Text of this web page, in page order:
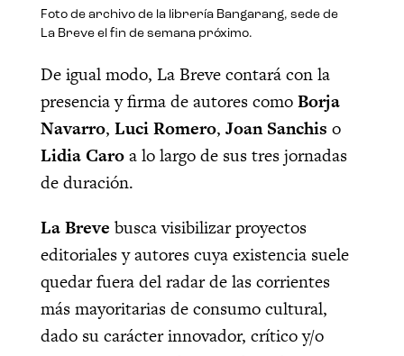
Foto de archivo de la librería Bangarang, sede de
La Breve el fin de semana próximo.
De igual modo, La Breve contará con la
presencia y firma de autores comoBorja
Navarro, Luci Romero, Joan Sanchis o
Lidia Caroa lo largo de sus tres jornadas
de duración.
La Breve busca visibilizar proyectos
editoriales y autores cuya existencia suele
quedar fuera del radar de las corrientes
más mayoritarias de consumo cultural,
dado su carácter innovador, crítico y/o